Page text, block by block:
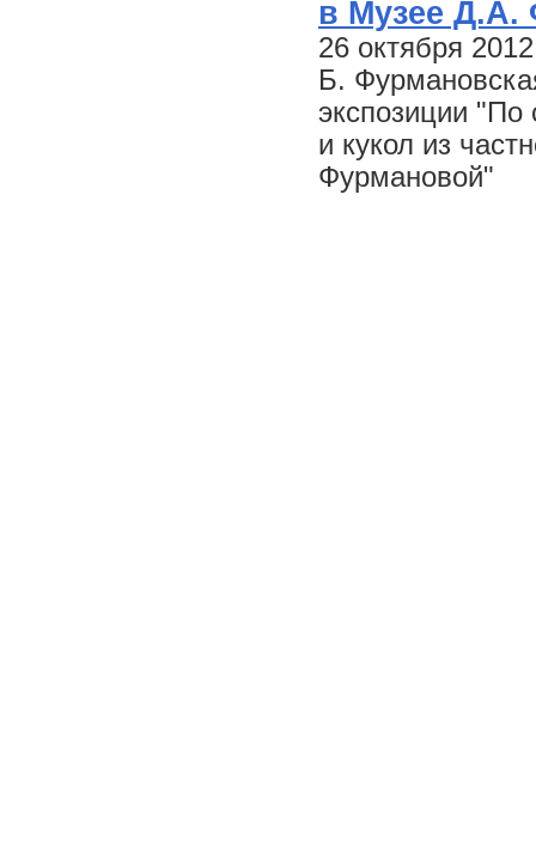
в Музее Д.А.
26 октября
Б.
экспозиции "По
и кукол из
Фурмановой"